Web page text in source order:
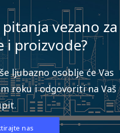
vezano za
i proizvode?
ljubazno osoblje će Vas
roku i odgovoriti na Vaš
nas